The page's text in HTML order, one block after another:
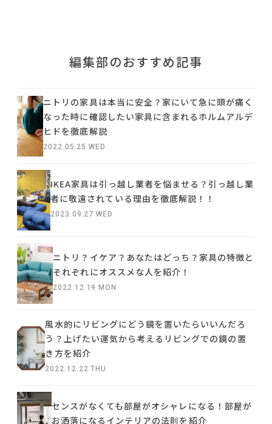
編集部のおすすめ記事
ニトリの家具は本当に安全？家にいて急に頭が痛く
なった時に確認したい家具に含まれるホルムアルデ
ヒドを徹底解説
2022.05.25 WED
IKEA家具は引っ越し業者を悩ませる？引っ越し業
者に敬遠されている理由を徹底解説！！
2023.09.27 WED
ニトリ？イケア？あなたはどっち？家具の特徴と
それぞれにオススメな人を紹介！
2022.12.19 MON
風水的にリビングにどう鏡を置いたらいいんだろ
う？上げたい運気から考えるリビングでの鏡の置
き方を紹介
2022.12.22 THU
センスがなくても部屋がオシャレになる！部屋が
お洒落になるインテリアの法則を紹介